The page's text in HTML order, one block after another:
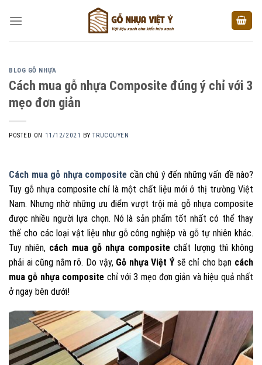
BLOG GỖ NHỰA
Cách mua gỗ nhựa Composite đúng ý chỉ với 3
mẹo đơn giản
POSTED ON 11/12/2021 BYTRUCQUYEN
Cách mua gỗ nhựa composite cần chú ý đến những vấn đề nào?
Tuy gỗ nhựa composite chỉ là một chất liệu mới ở thị trường Việt
Nam. Nhưng nhờ những ưu điểm vượt trội mà gỗ nhựa composite
được nhiều người lựa chọn. Nó là sản phẩm tốt nhất có thể thay
thế cho các loại vật liệu như gỗ công nghiệp và gỗ tự nhiên khác.
Tuy nhiên, cách mua gỗ nhựa composite chất lượng thì không
phải ai cũng nắm rõ. Do vậy, Gỗ nhựa Việt Ý sẽ chỉ cho bạn cách
mua gỗ nhựa composite chỉ với 3 mẹo đơn giản và hiệu quả nhất
ở ngay bên dưới!